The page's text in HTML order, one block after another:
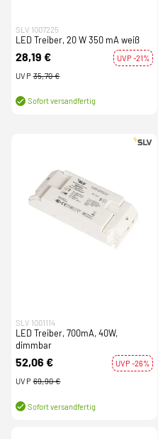
SLV 1007225
LED Treiber, 20 W 350 mA weiß
28,19 €
UVP -21%
UVP 35,70 €
Sofort versandfertig
SLV 1001114
LED Treiber, 700mA, 40W,
dimmbar
52,06 €
UVP -26%
UVP 69,90 €
Sofort versandfertig